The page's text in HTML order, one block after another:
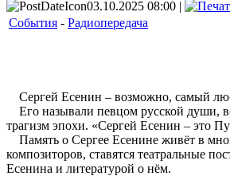
03.10.2025 08:00 |
События - Радиопередача
Сергей Есенин – возможно, самый
Его называли певцом русской души,
трагизм эпохи. «Сергей Есенин – это
Память о Сергее Есенине живёт в
композиторов, ставятся театральные
Есенина и литературой о нём.